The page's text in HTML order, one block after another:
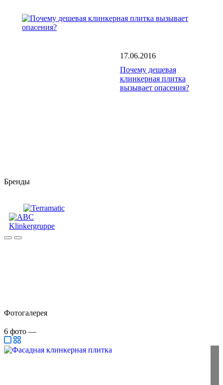
17.06.2016
Почему дешевая
клинкерная плитка
вызывает опасения?
Бренды
Фотогалерея
6 фото —